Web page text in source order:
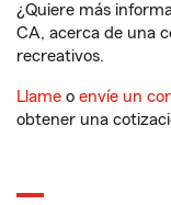
¿Quiere más
CA, acerca de una
recreativos.
Llame o envíe un
obtener una